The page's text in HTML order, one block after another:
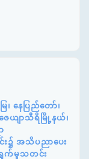
၊ နေပြည်တော်၊
ေယျာသီရိမြို့နယ်၊
၌ အသိပညာပေး
ရွက်မှုသတင်း